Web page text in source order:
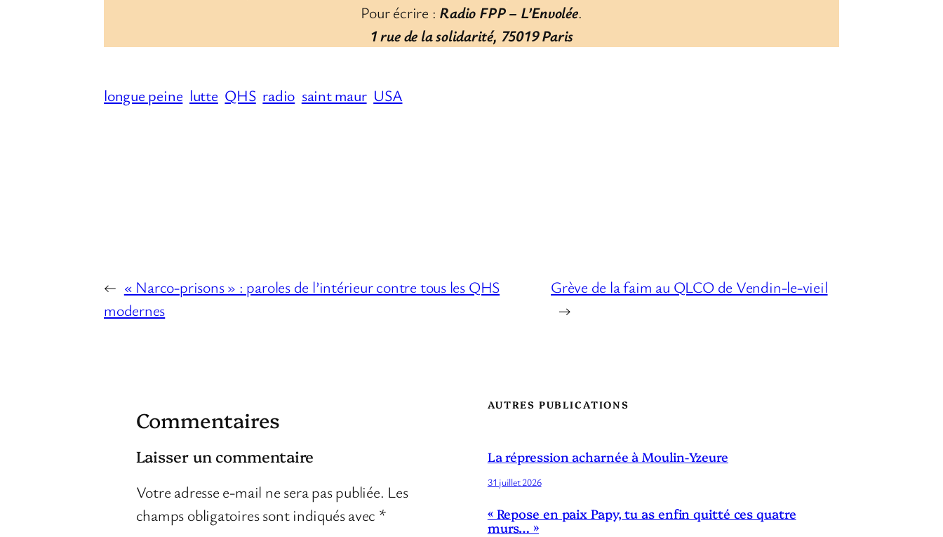
Pour écrire : Radio FPP – L’Envolée.
1 rue de la solidarité, 75019 Paris
longue peine lutte QHS radio saint maur USA
← « Narco-prisons » : paroles de l’intérieur contre tous les QHS
modernes
Grève de la faim au QLCO de Vendin-le-vieil
→
Commentaires
Laisser un commentaire
Votre adresse e-mail ne sera pas publiée. Les
champs obligatoires sont indiqués avec *
AUTRES PUBLICATIONS
La répression acharnée à Moulin-Yzeure
31 juillet 2026
« Repose en paix Papy, tu as enfin quitté ces quatre
murs… »